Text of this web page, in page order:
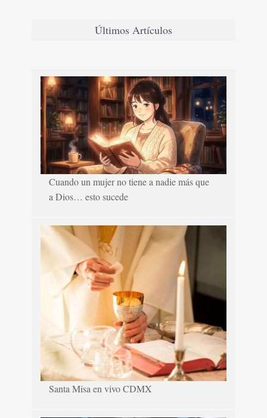
Últimos Artículos
Cuando un mujer no tiene a nadie más que
a Dios… esto sucede
Santa Misa en vivo CDMX